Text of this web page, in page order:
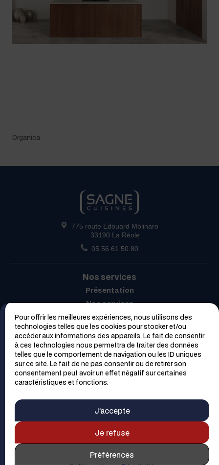
Pour offrir les meilleures expériences, nous utilisons des
technologies telles que les cookies pour stocker et/ou
accéder aux informations des appareils. Le fait de consentir
à ces technologies nous permettra de traiter des données
telles que le comportement de navigation ou les ID uniques
sur ce site. Le fait de ne pas consentir ou de retirer son
consentement peut avoir un effet négatif sur certaines
caractéristiques et fonctions.
J’accepte
Je refuse
Préférences
Organica
775 route Edouard Molinaro
33190 La Réole
05 56 61 50 80
Nos services
Présentation
Nos services
Garantie et engagements
Offres d'emploi
Contactez-nous
Nos cuisines
Équipements
Magasins
Trouver un magasin